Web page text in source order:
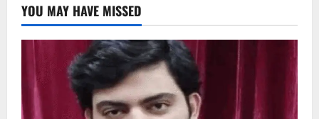
YOU MAY HAVE MISSED